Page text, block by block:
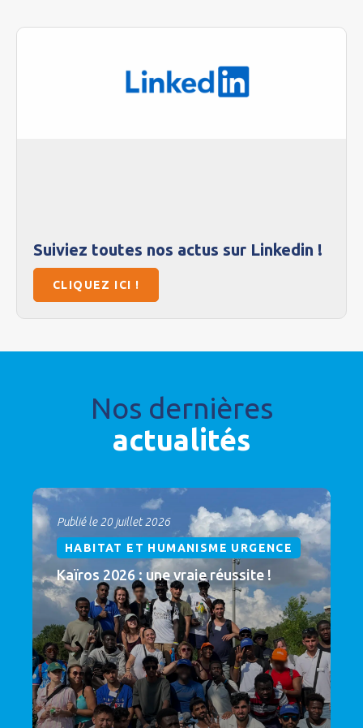
Suiviez toutes nos actus sur Linkedin !
CLIQUEZ ICI !
Nos dernières
actualités
Publié le 20 juillet 2026
HABITAT ET HUMANISME URGENCE
Kaïros 2026 : une vraie réussite !